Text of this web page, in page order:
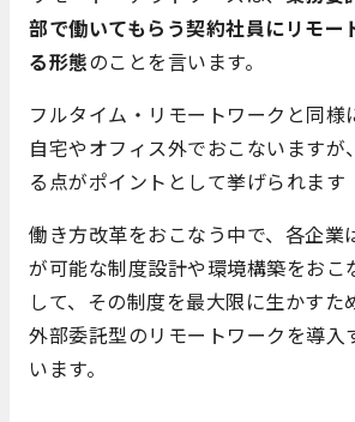
部で働いてもらう契約社員にリモー
る形態のことを言います。
フルタイム・リモートワークと同様
自宅やオフィス外でおこないますが
る点がポイントとして挙げられます
働き方改革をおこなう中で、各企業
が可能な制度設計や環境構築をおこ
して、その制度を最大限に生かすた
外部委託型のリモートワークを導入
います。